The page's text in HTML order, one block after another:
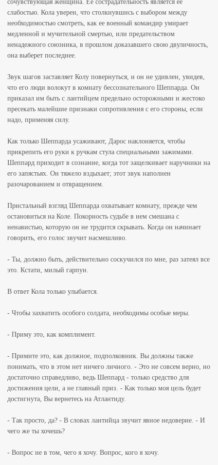
сочувствующая женщина. Ее сострадательность является ее
слабостью. Кола уверен, что столкнувшись с выбором между
необходимостью смотреть, как ее военный командир умирает
медленной и мучительной смертью, или предательством
ненадежного союзника, в прошлом доказавшего свою двуличность,
она выберет последнее.
Звук шагов заставляет Колу повернуться, и он не удивлен, увидев,
что его люди волокут в комнату бессознательного Шеппарда. Он
приказал им быть с лантийцем предельно осторожными и жестоко
пресекать малейшие признаки сопротивления с его стороны, если
надо, применяя силу.
Как только Шеппарда усаживают, Дарос наклоняется, чтобы
прикрепить его руки к ручкам стула специальными зажимами.
Шеппард приходит в сознание, когда тот защелкивает наручники на
его запястьях. Он тяжело вздыхает; этот звук наполнен
разочарованием и отвращением.
Пристальный взгляд Шеппарда охватывает комнату, прежде чем
остановиться на Коле. Покорность судьбе в нем смешана с
ненавистью, которую он не трудится скрывать. Когда он начинает
говорить, его голос звучит насмешливо.
- Ты, должно быть, действительно соскучился по мне, раз затеял все
это. Кстати, милый гарпун.
В ответ Кола только улыбается.
- Чтобы захватить особого солдата, необходимы особые меры.
- Приму это, как комплимент.
- Примите это, как должное, подполковник. Вы должны также
понимать, что в этом нет ничего личного. - Это не совсем верно, но
достаточно справедливо, ведь Шеппард - только средство для
достижения цели, а не главный приз. - Как только моя цель будет
достигнута, Вы вернетесь на Атлантиду.
- Так просто, да? - В словах лантийца звучит явное недоверие. - И
чего же ты хочешь?
- Вопрос не в том, чего я хочу. Вопрос, кого я хочу.